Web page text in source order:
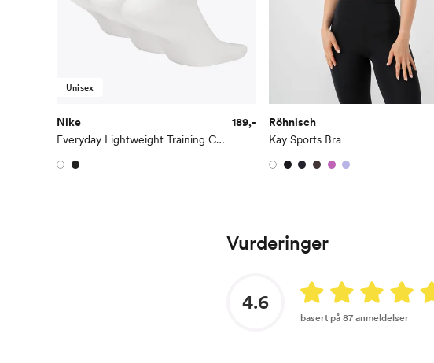
Unisex
Nike
Everyday Lightweight Training Crew Socks 3PK
189,-
Röhnisch
Kay Sports Bra
Vurderinger
4.6
basert på 87 anmeldelser